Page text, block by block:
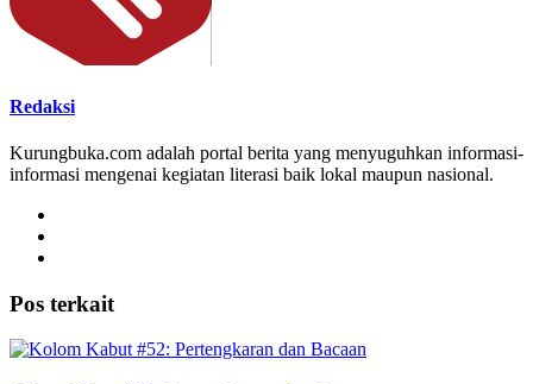
Redaksi
Kurungbuka.com adalah portal berita yang menyuguhkan informasi-
informasi mengenai kegiatan literasi baik lokal maupun nasional.
Pos terkait